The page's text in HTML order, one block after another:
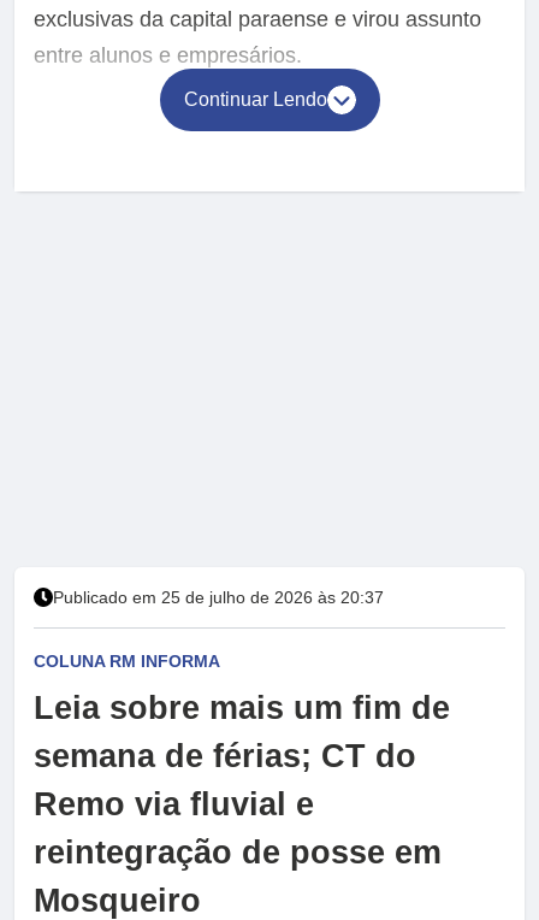
exclusivas da capital paraense e virou assunto
entre alunos e empresários.
Continuar Lendo
Publicado em 25 de julho de 2026 às 20:37
COLUNA RM INFORMA
Leia sobre mais um fim de
semana de férias; CT do
Remo via fluvial e
reintegração de posse em
Mosqueiro